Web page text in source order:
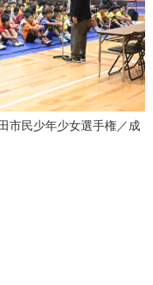
市民少年少女選手権／成